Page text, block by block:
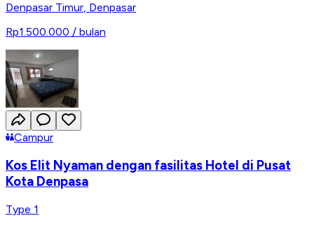
Denpasar Timur, Denpasar
Rp1.500.000 / bulan
Campur
Kos Elit Nyaman dengan fasilitas Hotel di Pusat
Kota Denpasa
Type 1